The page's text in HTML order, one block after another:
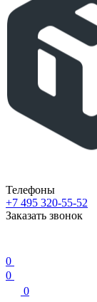
Телефоны
+7 495 320-55-52
Заказать звонок
0
0
0